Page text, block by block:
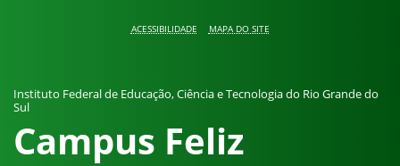
ACESSIBILIDADE MAPA DO SITE
Instituto Federal de Educação, Ciência e Tecnologia do Rio Grande do
Sul
Campus Feliz